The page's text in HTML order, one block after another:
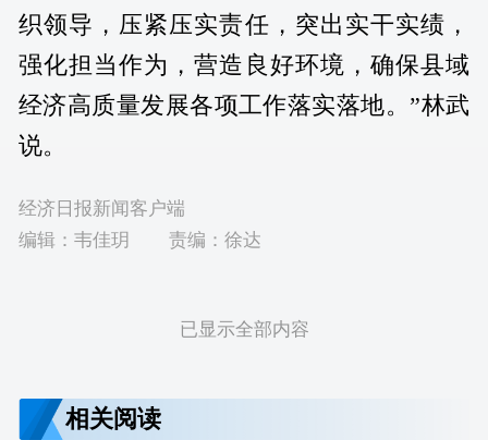
织领导，压紧压实责任，突出实干实绩，
强化担当作为，营造良好环境，确保县域
经济高质量发展各项工作落实落地。”林武
说。
经济日报新闻客户端
编辑：韦佳玥
责编：徐达
已显示全部内容
相关阅读